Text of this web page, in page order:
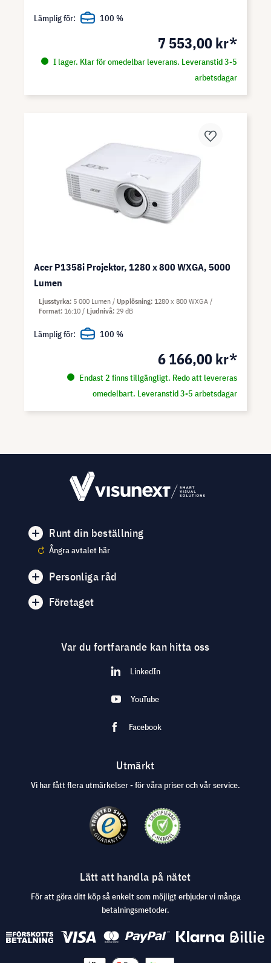
7 553,00 kr*
I lager. Klar för omedelbar leverans. Leveranstid 3-5
arbetsdagar
Lämplig för: 100 %
Acer P1358i Projektor, 1280 x 800 WXGA, 5000
Lumen
6 166,00 kr*
Endast 2 finns tillgängligt. Redo att levereras
omedelbart. Leveranstid 3-5 arbetsdagar
Ljusstyrka 5 000 Lumen Upplösning 1280 x 800 WXGA
Format 16:10 Ljudnivå 29 dB
Lämplig för: 100 %
Runt din beställning
Ångra avtalet här
Personliga råd
Företaget
Var du fortfarande kan hitta oss
LinkedIn
YouTube
Facebook
Utmärkt
Vi har fått flera utmärkelser - för våra priser och vår service.
Lätt att handla på nätet
För att göra ditt köp så enkelt som möjligt erbjuder vi många
betalningsmetoder.